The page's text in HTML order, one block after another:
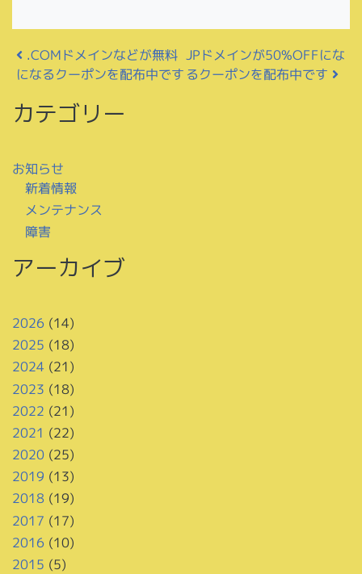
投稿ナビゲーション
.COMドメインなどが無料
になるクーポンを配布中です
JPドメインが50%OFFにな
るクーポンを配布中です
カテゴリー
お知らせ
新着情報
メンテナンス
障害
アーカイブ
2026 (14)
2025 (18)
2024 (21)
2023 (18)
2022 (21)
2021 (22)
2020(25)
2019 (13)
2018 (19)
2017 (17)
2016 (10)
2015 (5)